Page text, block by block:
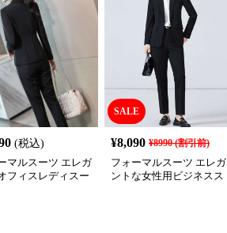
(税込)
マルスーツ エレガ
フィスレディスー
SALE
¥8,090 ¥8990(割引前)
フォーマルスーツ エレガ
ントな女性用ビジネスス